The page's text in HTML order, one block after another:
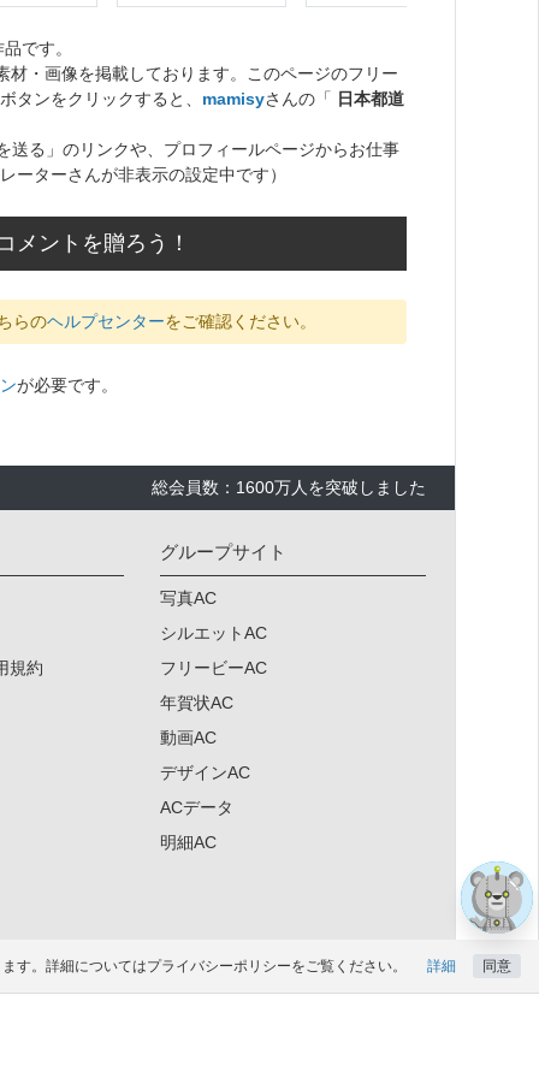
す。詳細についてはプライバシーポリシーをご覧ください。 詳細 同意
です。
・画像を掲載しております。このページのフリー
タンをクリックすると、 mamisyさんの「 日本都道
送る」のリンクや、プロフィールページからお仕事
ーターさんが非表示の設定中です）
メントを贈ろう！
らのヘルプセンターをご確認ください。
が必要です。
総会員数：1600万人を突破しました
規約
グループサイト
写真AC
シルエットAC
フリービーAC
年賀状AC
動画AC
デザインAC
ACデータ
明細AC